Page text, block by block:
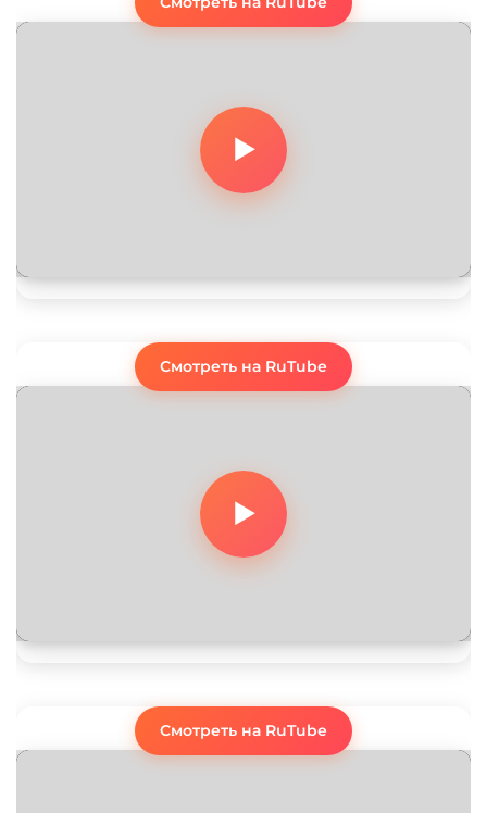
Смотреть на RuTube
Смотреть на RuTube